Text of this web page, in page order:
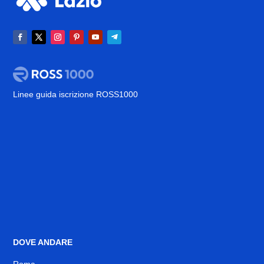
Linee guida iscrizione ROSS1000
DOVE ANDARE